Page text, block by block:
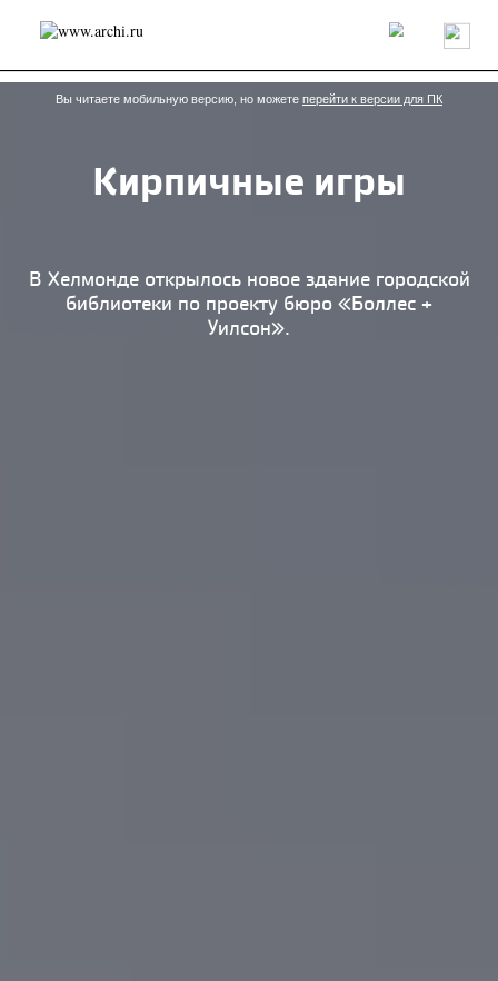
Россия Мир Технологии Интерьер Пресса
Архитекторы
Проекты
Конкурсы События Книги Вакансии
send.project Анонсы конкурсов
Блог
Интервью
Дизайн
Иностранцы в России
Интерьер
Книги
Наследие Образование
Урбанистика
Вы читаете мобильную версию, но можете перейти к версии для ПК
Кирпичные игры
В Хелмонде открылось новое здание городской
библиотеки по проекту бюро «Боллес +
Уилсон».